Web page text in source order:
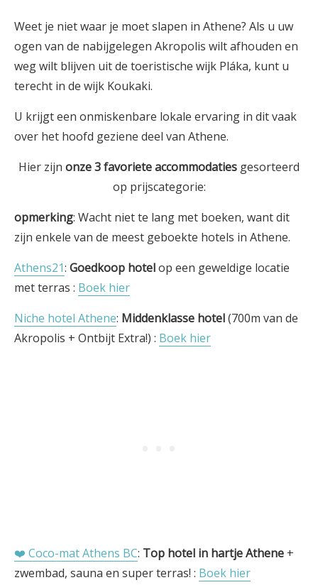
Weet je niet waar je moet slapen in Athene? Als u uw
ogen van de nabijgelegen Akropolis wilt afhouden en
weg wilt blijven uit de toeristische wijk Pláka, kunt u
terecht in de wijk Koukaki.
U krijgt een onmiskenbare lokale ervaring in dit vaak
over het hoofd geziene deel van Athene.
Hier zijn onze 3favorieteaccommodaties gesorteerd
op prijscategorie:
opmerking: Wacht niet te lang met boeken, want dit
zijn enkele van de meest geboekte hotels in Athene.
Athens21: Goedkoop hotelop een geweldige locatie
met terras : Boek hier
Niche hotel Athene: Middenklasse hotel(700m van de
Akropolis + Ontbijt Extra!) : Boek hier
❤️ Coco-mat Athens BC: Top hotel in hartje Athene +
zwembad, sauna en super terras! : Boek hier